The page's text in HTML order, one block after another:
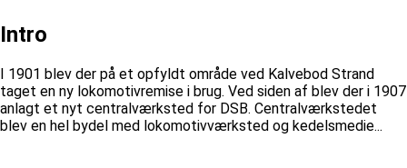
Intro
I 1901 blev der på et opfyldt område ved Kalvebod Strand
taget en ny lokomotivremise i brug. Ved siden af blev der i 1907
anlagt et nyt centralværksted for DSB. Centralværkstedet
blev en hel bydel med lokomotivværksted og kedelsmedie...